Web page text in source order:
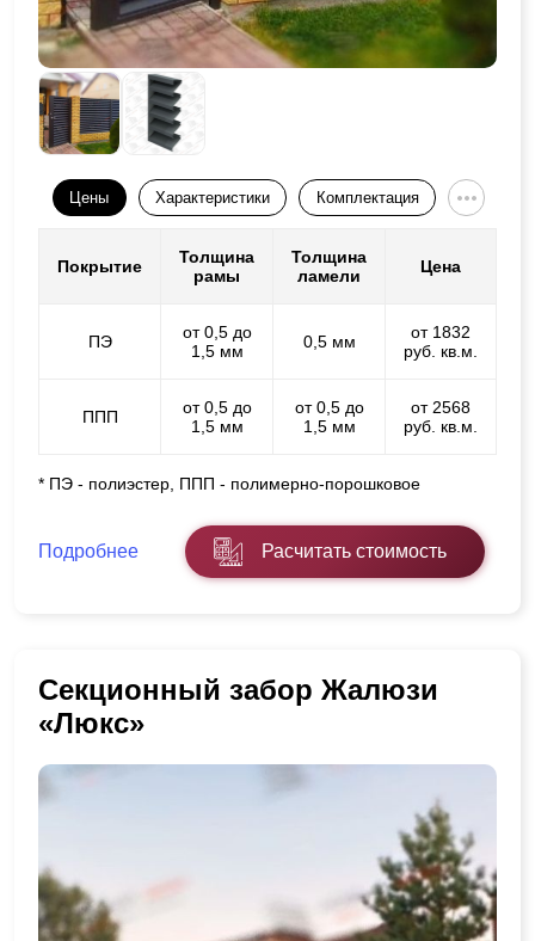
Цены Характеристики Комплектация
Покрытие
Толщина
рамы
Толщина
ламели
Цена
ПЭ
от 0,5 до
1,5 мм
0,5 мм
от 1832
руб. кв.м.
ППП
от 0,5 до
1,5 мм
от 0,5 до
1,5 мм
от 2568
руб. кв.м.
* ПЭ - полиэстер, ППП - полимерно-порошковое
Подробнее Расчитать стоимость
Секционный забор Жалюзи
«Люкс»